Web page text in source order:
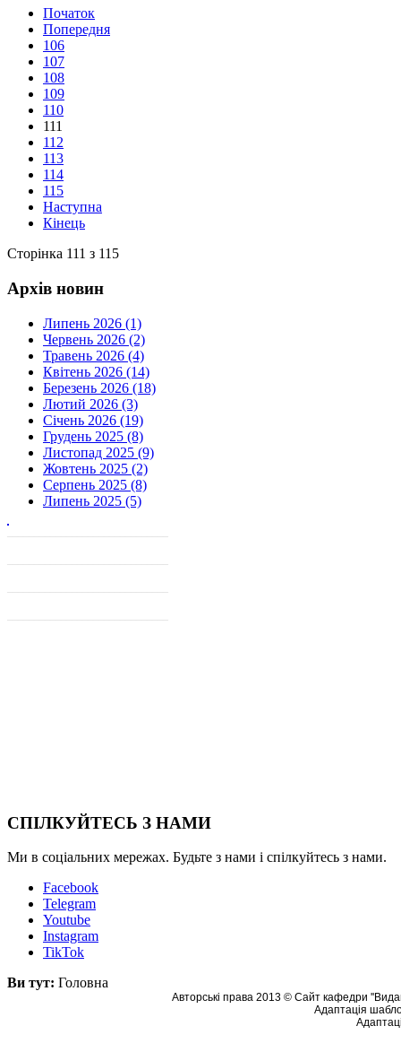
Початок
Попередня
106
107
108
109
110
111
112
113
114
115
Наступна
Кінець
Сторінка 111 з 115
Архів новин
Липень 2026 (1)
Червень 2026 (2)
Травень 2026 (4)
Квітень 2026 (14)
Березень 2026 (18)
Лютий 2026 (3)
Січень 2026 (19)
Грудень 2025 (8)
Листопад 2025 (9)
Жовтень 2025 (2)
Серпень 2025 (8)
Липень 2025 (5)
СПІЛКУЙТЕСЬ З НАМИ
Ми в соціальних мережах. Будьте з нами і спілкуйтесь з нами.
Facebook
Telegram
Youtube
Instagram
TikTok
Ви тут: Головна
Авторські права 2013 © Сайт кафедри
Адаптація